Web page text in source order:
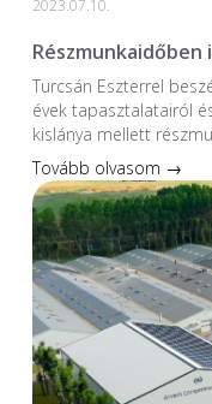
2023.07.10.
Turcsán Eszterrel
évek tapasztalatairól
kislánya mellett
Tovább olvasom →